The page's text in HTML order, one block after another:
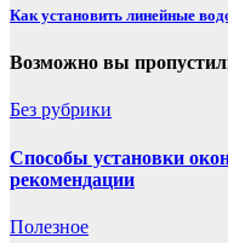
Как установить линейные
Возможно вы
Без рубрики
Способы установки
рекомендации
Полезнoe